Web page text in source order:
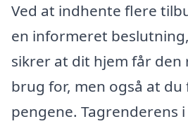
Ved at indhente flere
en informeret
sikrer at dit hjem får
brug for, men også at
pengene. Tagrenderens